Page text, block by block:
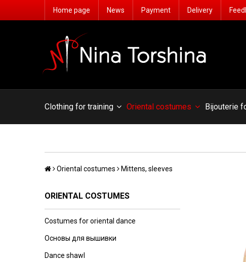
Home page News Payment Delivery
Сlothing for training Oriental costumes Bijouterie
Oriental costumes Mittens, sleeves
ORIENTAL COSTUMES
Costumes for oriental dance
Основы для вышивки
Dance shawl